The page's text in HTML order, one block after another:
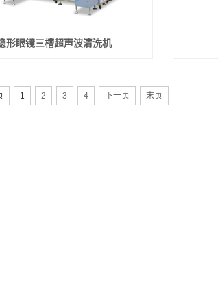
形眼镜三槽超声波清洗机
1 2 3 4 下一页 末页